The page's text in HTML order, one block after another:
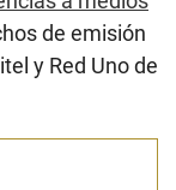
de emisión
y Red Uno de